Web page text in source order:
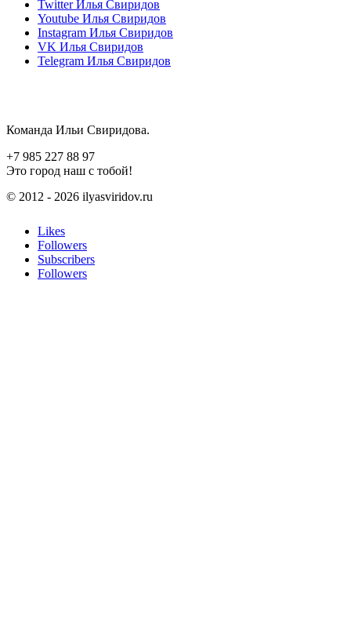
Twitter Илья Свиридов
Youtube Илья Свиридов
Instagram Илья Свиридов
VK Илья Свиридов
Telegram Илья Свиридов
Команда Ильи Свиридова.
+7 985 227 88 97
Это город наш с тобой!
© 2012 - 2026 ilyasviridov.ru
Likes
Followers
Subscribers
Followers